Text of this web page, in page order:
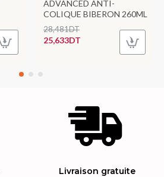
ADVANCED ANTI-
COLIQUE BIBERON 260ML
25,633DT
28,481DT
Livraison gratuite